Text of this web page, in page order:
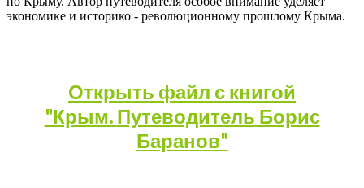
экономике и историко - революционному прошлому Крыма.
Открыть файл с книгой
"Крым. Путеводитель Борис
Баранов"